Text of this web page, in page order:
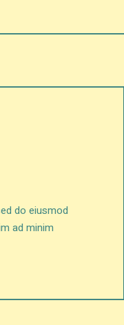
do eiusmod
ad minim